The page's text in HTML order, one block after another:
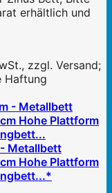
erhältlich und
zzgl. Versand;
Haftung
Metallbett
Hohe Plattform